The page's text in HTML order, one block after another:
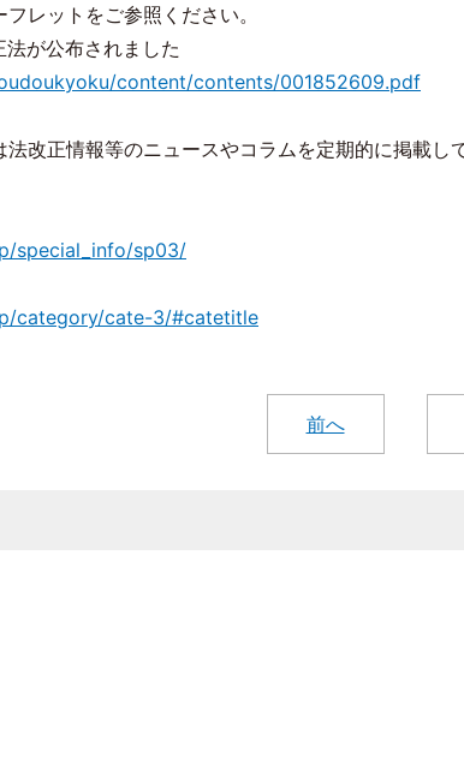
レットをご参照ください。
が公布されました
content/contents/001852609.pdf
改正情報等のニュースやコラムを定期的に掲載し
special_info/sp03/
category/cate-3/#catetitle
前へ